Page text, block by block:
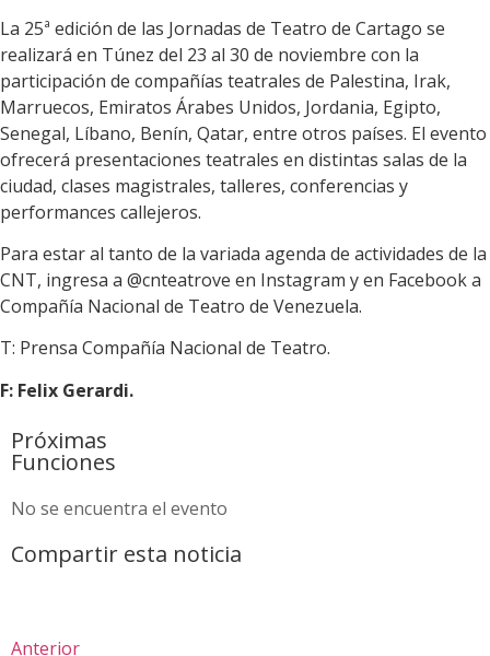
La 25ª edición de las Jornadas de Teatro de Cartago se
realizará en Túnez del 23 al 30 de noviembre con la
participación de compañías teatrales de Palestina, Irak,
Marruecos, Emiratos Árabes Unidos, Jordania, Egipto,
Senegal, Líbano, Benín, Qatar, entre otros países. El evento
ofrecerá presentaciones teatrales en distintas salas de la
ciudad, clases magistrales, talleres, conferencias y
performances callejeros.
Para estar al tanto de la variada agenda de actividades de la
CNT, ingresa a @cnteatrove en Instagram y en Facebook a
Compañía Nacional de Teatro de Venezuela.
T: Prensa Compañía Nacional de Teatro.
F: Felix Gerardi.
Próximas
Funciones
No se encuentra el evento
Compartir esta noticia
Anterior